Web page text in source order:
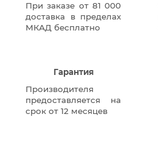
При заказе от 81 000
доставка в пределах
МКАД бесплатно
Гарантия
Производителя
предоставляется на
срок от 12 месяцев